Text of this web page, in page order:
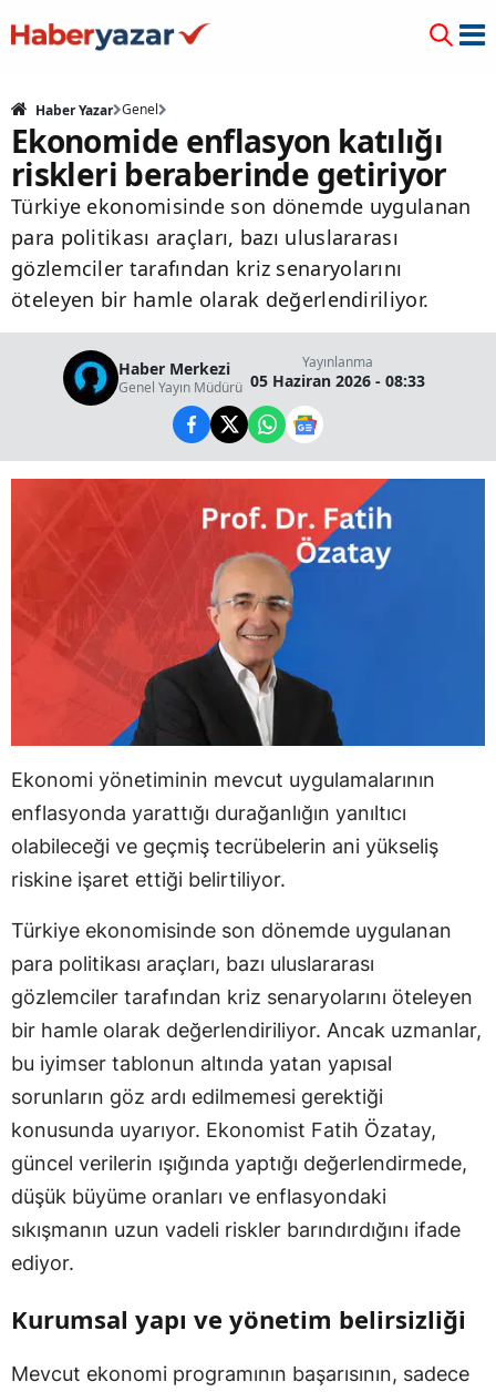
Haber Yazar Genel
Ekonomide enflasyon katılığı
riskleri beraberinde getiriyor
Türkiye ekonomisinde son dönemde uygulanan
para politikası araçları, bazı uluslararası
gözlemciler tarafından kriz senaryolarını
öteleyen bir hamle olarak değerlendiriliyor.
Haber Merkezi
Genel Yayın Müdürü
Yayınlanma
05 Haziran 2026 - 08:33
Ekonomi yönetiminin mevcut uygulamalarının
enflasyonda yarattığı durağanlığın yanıltıcı
olabileceği ve geçmiş tecrübelerin ani yükseliş
riskine işaret ettiği belirtiliyor.
Türkiye ekonomisinde son dönemde uygulanan
para politikası araçları, bazı uluslararası
gözlemciler tarafından kriz senaryolarını öteleyen
bir hamle olarak değerlendiriliyor. Ancak uzmanlar,
bu iyimser tablonun altında yatan yapısal
sorunların göz ardı edilmemesi gerektiği
konusunda uyarıyor. Ekonomist Fatih Özatay,
güncel verilerin ışığında yaptığı değerlendirmede,
düşük büyüme oranları ve enflasyondaki
sıkışmanın uzun vadeli riskler barındırdığını ifade
ediyor.
Kurumsal yapı ve yönetim belirsizliği
Mevcut ekonomi programının başarısının, sadece